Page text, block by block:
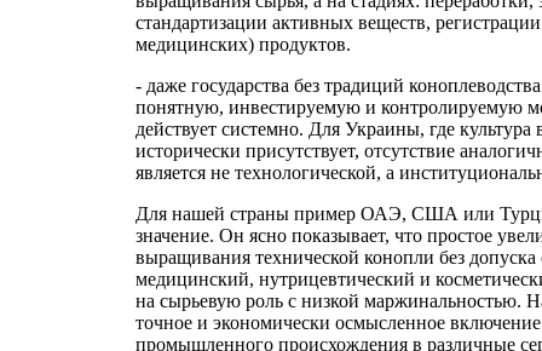
стандартизации активных веществ,
медицинских) продуктов.
- даже государства без традиций
понятную, инвестируемую и контролируемую
действует системно. Для Украины, где
исторически присутствует, отсутствие
является не технологической, а
Для нашей страны пример ОАЭ, США или
значение. Он ясно показывает, что простое
выращивания технической конопли без
медицинский, нутрицевтический и
на сырьевую роль с низкой маржинальностью.
точное и экономически осмысленное
промышленного происхождения в различные